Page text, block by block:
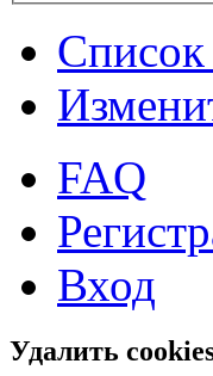
FAQ
Вход
Удалить